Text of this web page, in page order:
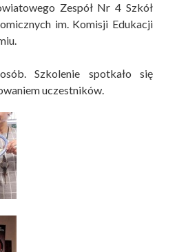
Zespół Nr 4 Szkół
im. Komisji Edukacji
Szkolenie spotkało się
uczestników.